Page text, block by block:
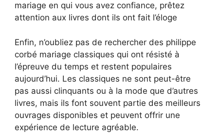
mariage en qui vous avez confiance, prêtez
attention aux livres dont ils ont fait l’éloge
Enfin, n’oubliez pas de rechercher des philippe
corbé mariage classiques qui ont résisté à
l’épreuve du temps et restent populaires
aujourd’hui. Les classiques ne sont peut-être
pas aussi clinquants ou à la mode que d’autres
livres, mais ils font souvent partie des meilleurs
ouvrages disponibles et peuvent offrir une
expérience de lecture agréable.